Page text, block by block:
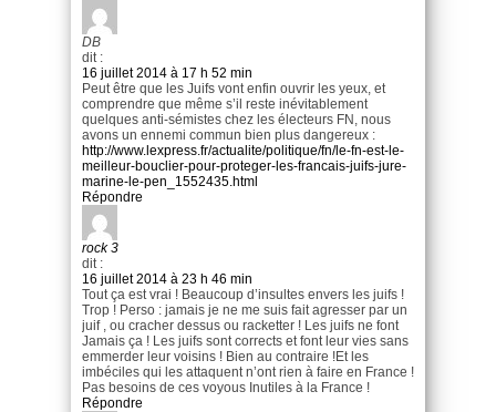
DB
dit :
16 juillet 2014 à 17 h 52 min
Peut être que les Juifs vont enfin ouvrir les yeux, et
comprendre que même s’il reste inévitablement
quelques anti-sémistes chez les électeurs FN, nous
avons un ennemi commun bien plus dangereux :
http://www.lexpress.fr/actualite/politique/fn/le-fn-est-le-
meilleur-bouclier-pour-proteger-les-francais-juifs-jure-
marine-le-pen_1552435.html
Répondre
rock 3
dit :
16 juillet 2014 à 23 h 46 min
Tout ça est vrai ! Beaucoup d’insultes envers les juifs !
Trop ! Perso : jamais je ne me suis fait agresser par un
juif , ou cracher dessus ou racketter ! Les juifs ne font
Jamais ça ! Les juifs sont corrects et font leur vies sans
emmerder leur voisins ! Bien au contraire !Et les
imbéciles qui les attaquent n’ont rien à faire en France !
Pas besoins de ces voyous Inutiles à la France !
Répondre